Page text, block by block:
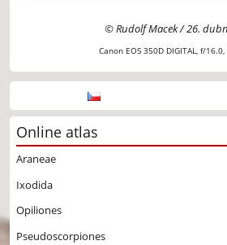
© Rudolf Macek / 26.
Canon EOS 350D DIGITAL, f/
Online atlas
Araneae
Ixodida
Opiliones
Pseudoscorpiones